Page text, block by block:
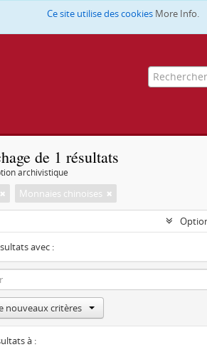
Ce site utilise des cookies More Info.
de 1 résultats
archivistique
Monnaies chinoises
avec :
nouveaux critères
à :